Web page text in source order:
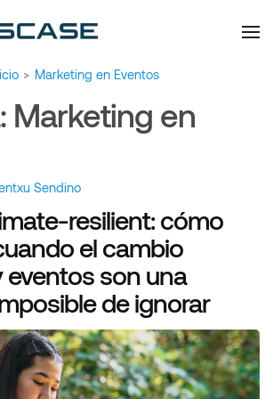
> Marketing en Eventos
Marketing en
Sendino
resilient: cómo
el cambio
eventos son una
de ignorar